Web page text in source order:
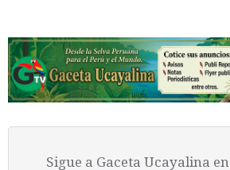
Sigue a Gaceta Ucayalina en